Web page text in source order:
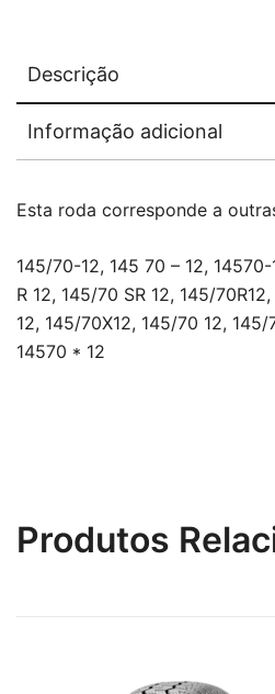
Descrição
Informação adicional
Esta roda corresponde a
145/70-12, 145 70 – 12,
R 12, 145/70 SR 12, 145/
12, 145/70X12, 145/70 12,
14570 * 12
Produtos